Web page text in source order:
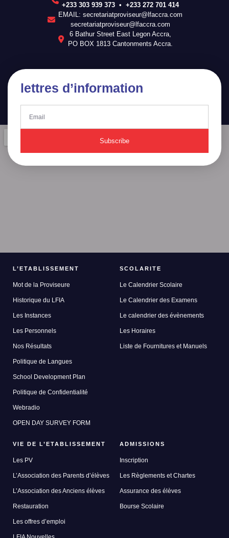
+233 303 939 373 • +233 272 701 414
EMAIL: secretariatproviseur@lfaccra.com
secretariatproviseur@lfaccra.com
6 Bathur Street East Legon Accra,
PO BOX 1813 Cantonments Accra.
lettres d’information
Subscribe
L’ETABLISSEMENT
Mot de la Proviseure
Historique du LFIA
Les Instances
Les Personnels
Nos Résultats
Politique de Langues
School Development Plan
Politique de Confidentialité
Webradio
OPEN DAY SURVEY FORM
SCOLARITE
Le Calendrier Scolaire
Le Calendrier des Examens
Le calendrier des évènements
Les Horaires
Liste de Fournitures et Manuels
ADMISSIONS
Inscription
Les Règlements et Chartes
Assurance des élèves
Bourse Scolaire
VIE DE L’ETABLISSEMENT
Les PV
L’Association des Parents d’élèves
L’Association des Anciens élèves
Restauration
Les offres d’emploi